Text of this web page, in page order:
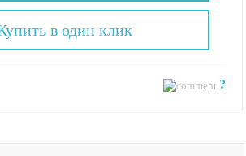
?
в один клик